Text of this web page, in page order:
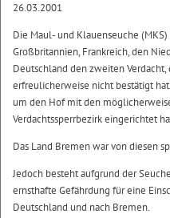
26.03.2001
Die Maul- und Klauenseuche
Großbritannien, Frankreich, den
Deutschland den zweiten
erfreulicherweise nicht bestätigt
um den Hof mit den
Verdachtssperrbezirk eingerichtet
Das Land Bremen war von diesen
Jedoch besteht aufgrund der
ernsthafte Gefährdung für eine
Deutschland und nach Bremen.